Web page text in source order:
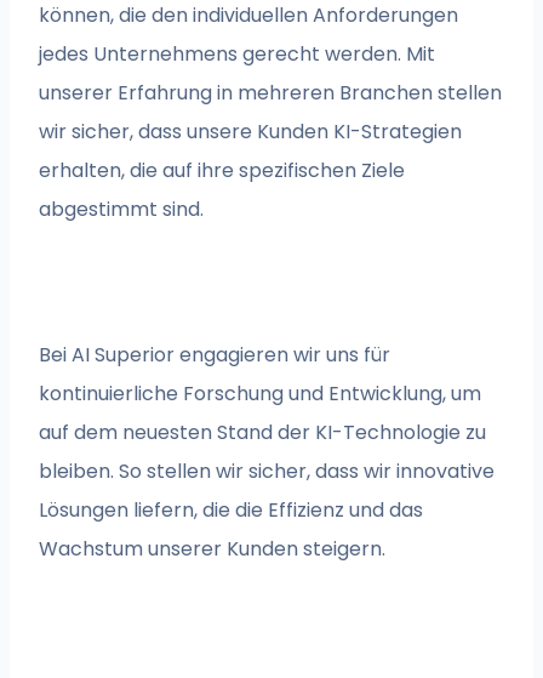
können, die den individuellen Anforderungen
jedes Unternehmens gerecht werden. Mit
unserer Erfahrung in mehreren Branchen stellen
wir sicher, dass unsere Kunden KI-Strategien
erhalten, die auf ihre spezifischen Ziele
abgestimmt sind.
Bei AI Superior engagieren wir uns für
kontinuierliche Forschung und Entwicklung, um
auf dem neuesten Stand der KI-Technologie zu
bleiben. So stellen wir sicher, dass wir innovative
Lösungen liefern, die die Effizienz und das
Wachstum unserer Kunden steigern.